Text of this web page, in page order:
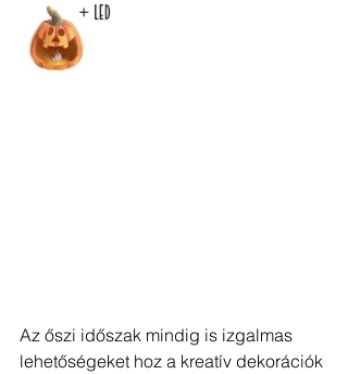
Az őszi időszak mindig is izgalmas
lehetőségeket hoz a kreatív dekorációk